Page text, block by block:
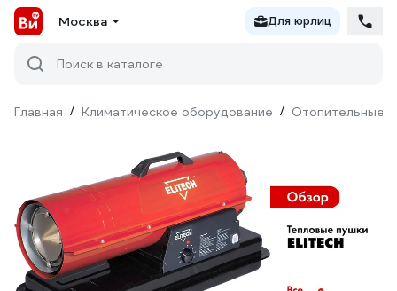
Москва Для юрлиц
Поиск в каталоге
Главная / Климатическое оборудование / Отопительные